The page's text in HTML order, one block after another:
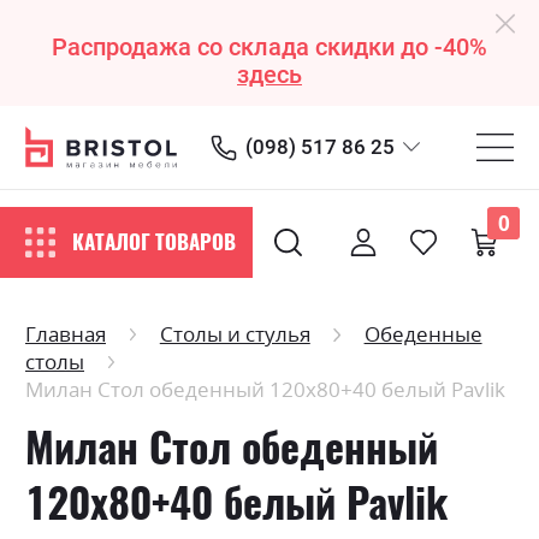
Распродажа со склада скидки до -40%
здесь
(098) 517 86 25
КАТАЛОГ ТОВАРОВ
0
Главная Столы и стулья
Обеденные
столы
Милан Стол обеденный 120х80+40 белый Pavlik
Милан Стол обеденный
120х80+40 белый Pavlik